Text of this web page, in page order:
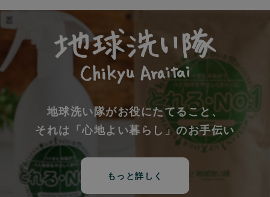
地球洗い隊がお役にたてること、
それは「心地よい暮らし」のお手伝い
もっと詳しく